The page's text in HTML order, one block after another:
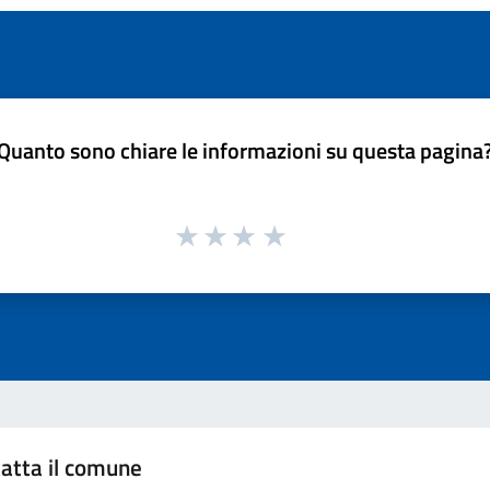
sono chiare le informazioni su questa
il comune